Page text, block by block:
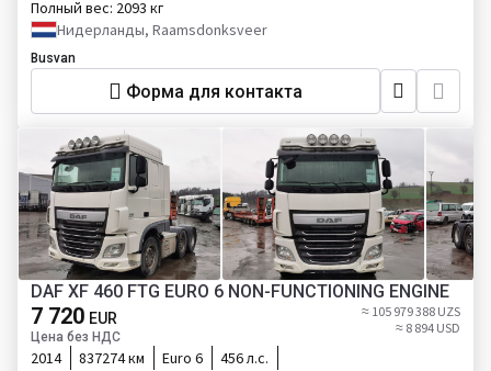
Полный вес: 2093 кг
Нидерланды, Raamsdonksveer
Busvan
Форма для контакта
DAF XF 460 FTG EURO 6 NON-FUNCTIONING ENGINE
7 720 EUR
Цена без НДС
≈ 105 979 388 UZS
≈ 8 894 USD
2014 837274 км Euro 6
456 л.с.